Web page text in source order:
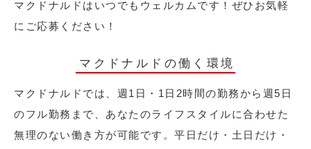
マクドナルドはいつでもウェルカムです！ぜひお気軽
にご応募ください！
マクドナルドの働く環境
マクドナルドでは、週1日・1日2時間の勤務から週5日
のフル勤務まで、あなたのライフスタイルに合わせた
無理のない働き方が可能です。平日だけ・土日だけ・